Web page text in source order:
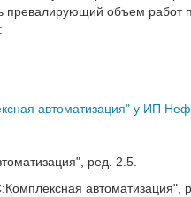
превалирующий объем работ
автоматизация" у ИП
ред. 2.5.
автоматизация",